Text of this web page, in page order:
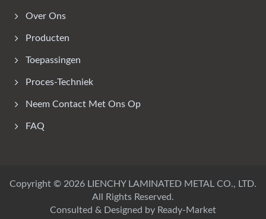
Over Ons
Producten
Toepassingen
Proces-Techniek
Neem Contact Met Ons Op
FAQ
Copyright © 2026 LIENCHY LAMINATED METAL CO., LTD.
All Rights Reserved.
Consulted & Designed by Ready-Market